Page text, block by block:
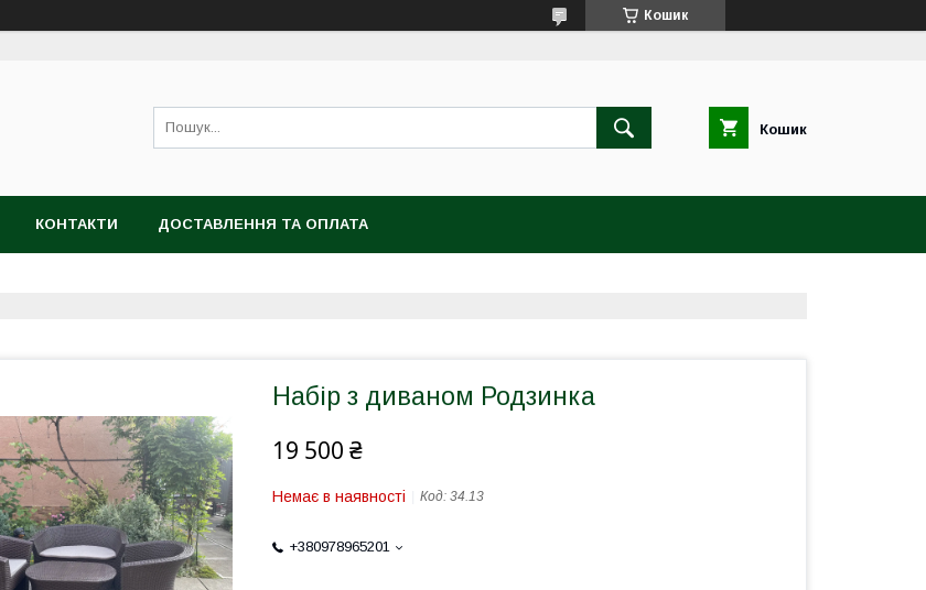
Кошик
Кошик
КОНТАКТИ ДОСТАВЛЕННЯ ТА ОПЛАТА
Набір з диваном Родзинка
19 500 ₴
Немає в наявності Код: 34.13
+380978965201